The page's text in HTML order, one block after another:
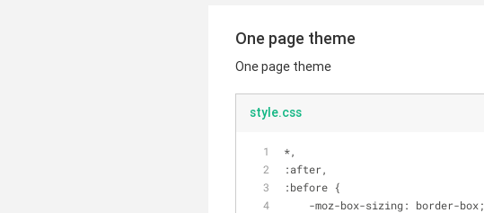
One page theme
One page theme
style.css
*,
:after,
:before {
    -moz-box-sizing: border-box;